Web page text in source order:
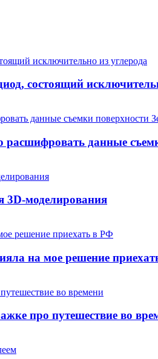
состоящий
расшифровать данные
3D-моделирования
на мое решение
про путешествие во